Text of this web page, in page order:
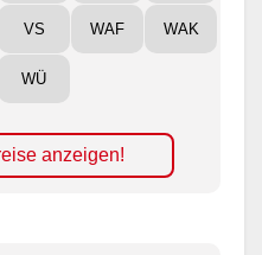
VS WAF WAK
WÜ
anzeigen!